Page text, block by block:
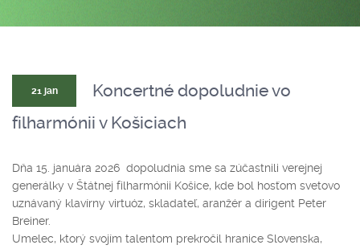
21 jan
Koncertné dopoludnie vo
filharmónii v Košiciach
Dňa 15. januára 2026 dopoludnia sme sa zúčastnili verejnej
generálky v Štátnej filharmónii Košice, kde bol hosťom svetovo
uznávaný klavírny virtuóz, skladateľ, aranžér a dirigent Peter
Breiner.
Umelec, ktorý svojím talentom prekročil hranice Slovenska,